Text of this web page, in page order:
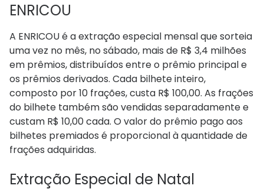
ENRICOU
A ENRICOU é a extração especial mensal que sorteia
uma vez no mês, no sábado, mais de R$ 3,4 milhões
em prêmios, distribuídos entre o prêmio principal e
os prêmios derivados. Cada bilhete inteiro,
composto por 10 frações, custa R$ 100,00. As frações
do bilhete também são vendidas separadamente e
custam R$ 10,00 cada. O valor do prêmio pago aos
bilhetes premiados é proporcional à quantidade de
frações adquiridas.
Extração Especial de Natal